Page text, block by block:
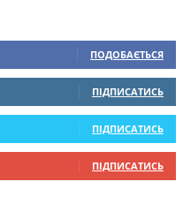
ПОДОБАЄТЬСЯ
ПІДПИСАТИСЬ
ПІДПИСАТИСЬ
ПІДПИСАТИСЬ